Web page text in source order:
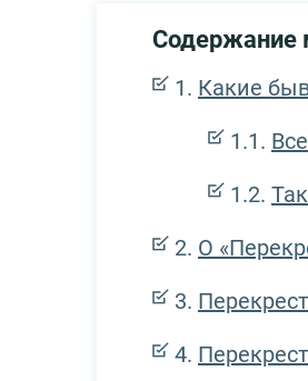
Содержание
Какие
О